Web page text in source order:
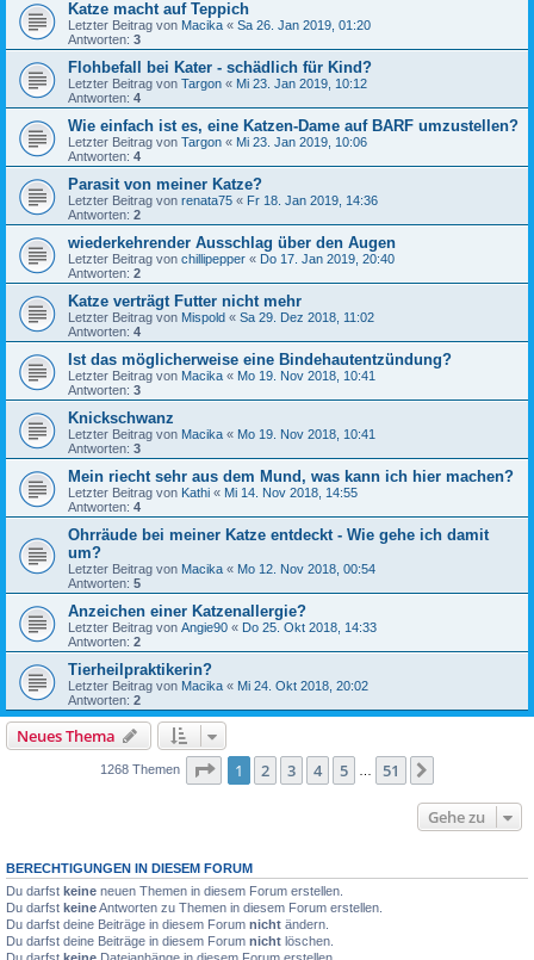
Katze macht auf Teppich
Letzter Beitrag von Macika « Sa 26. Jan 2019, 01:20
Antworten: 3
Flohbefall bei Kater - schädlich für Kind?
Letzter Beitrag von Targon « Mi 23. Jan 2019, 10:12
Antworten: 4
Wie einfach ist es, eine Katzen-Dame auf BARF umzustellen?
Letzter Beitrag von Targon « Mi 23. Jan 2019, 10:06
Antworten: 4
Parasit von meiner Katze?
Letzter Beitrag von renata75 « Fr 18. Jan 2019, 14:36
Antworten: 2
wiederkehrender Ausschlag über den Augen
Letzter Beitrag von chillipepper « Do 17. Jan 2019, 20:40
Antworten: 2
Katze verträgt Futter nicht mehr
Letzter Beitrag von Mispold « Sa 29. Dez 2018, 11:02
Antworten: 4
Ist das möglicherweise eine Bindehautentzündung?
Letzter Beitrag von Macika « Mo 19. Nov 2018, 10:41
Antworten: 3
Knickschwanz
Letzter Beitrag von Macika « Mo 19. Nov 2018, 10:41
Antworten: 3
Mein riecht sehr aus dem Mund, was kann ich hier machen?
Letzter Beitrag von Kathi « Mi 14. Nov 2018, 14:55
Antworten: 4
Ohrräude bei meiner Katze entdeckt - Wie gehe ich damit
um?
Letzter Beitrag von Macika « Mo 12. Nov 2018, 00:54
Antworten: 5
Anzeichen einer Katzenallergie?
Letzter Beitrag von Angie90 « Do 25. Okt 2018, 14:33
Antworten: 2
Tierheilpraktikerin?
Letzter Beitrag von Macika « Mi 24. Okt 2018, 20:02
Antworten: 2
Neues Thema
1268 Themen Seite 1von 51
1 2 3 4 5 51
Gehe zu
BERECHTIGUNGEN IN DIESEM FORUM
Du darfst keine neuen Themen in diesem Forum erstellen.
Du darfst keineAntworten zu Themen in diesem Forum erstellen.
Du darfst deine Beiträge in diesem Forum nicht ändern.
Du darfst deine Beiträge in diesem Forum nicht löschen.